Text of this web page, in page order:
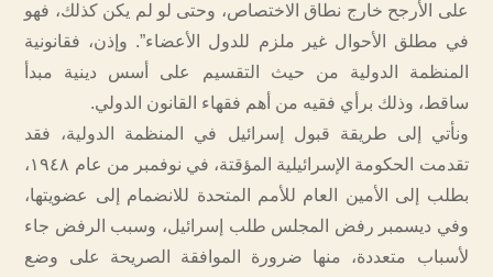
على الأرجح خارج نطاق الاختصاص، وحتى لو لم يكن كذلك، فهو
في مطلق الأحوال غير ملزم للدول الأعضاء”. وإذن، فقانونية
المنظمة الدولية من حيث التقسيم على أسس دينية مبدأ
ساقط، وذلك برأي فقيه من أهم فقهاء القانون الدولي.
ونأتي إلى طريقة قبول إسرائيل في المنظمة الدولية، فقد
تقدمت الحكومة الإسرائيلية المؤقتة، في نوفمبر من عام ١٩٤٨،
بطلب إلى الأمين العام للأمم المتحدة للانضمام إلى عضويتها،
وفي ديسمبر رفض المجلس طلب إسرائيل، وسبب الرفض جاء
لأسباب متعددة، منها ضرورة الموافقة الصريحة على وضع